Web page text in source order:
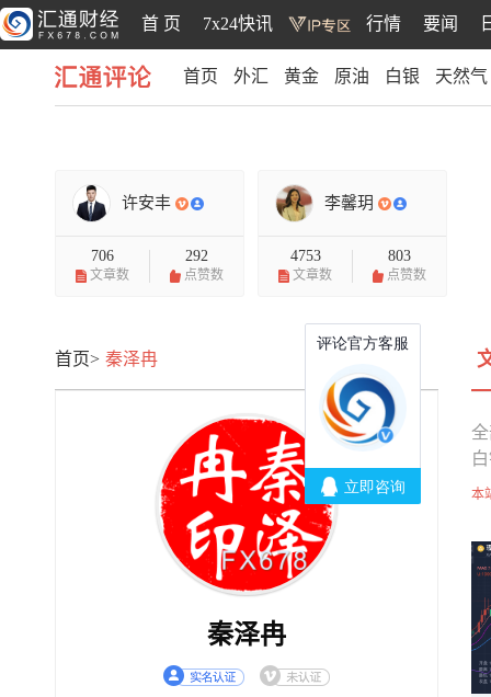
首 页 7x24快讯 行情 要闻
首页 外汇 黄金 原油 白银 天然气
许安丰
706
文章数
292
点赞数
李馨玥
4753
文章数
803
点赞数
首页> 秦泽冉
秦泽冉
本